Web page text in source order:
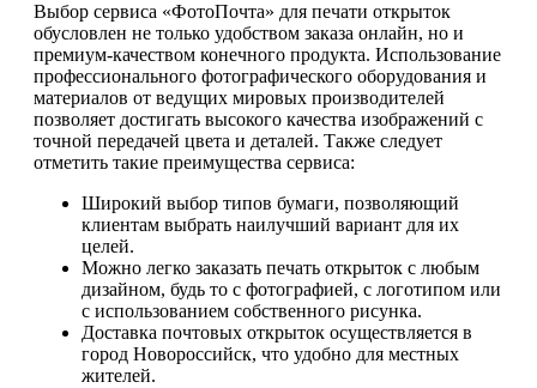
Выбор сервиса «ФотоПочта» для печати открыток
обусловлен не только удобством заказа онлайн, но и
премиум-качеством конечного продукта. Использование
профессионального фотографического оборудования и
материалов от ведущих мировых производителей
позволяет достигать высокого качества изображений с
точной передачей цвета и деталей. Также следует
отметить такие преимущества сервиса:
Широкий выбор типов бумаги, позволяющий
клиентам выбрать наилучший вариант для их
целей.
Можно легко заказать печать открыток с любым
дизайном, будь то с фотографией, с логотипом или
с использованием собственного рисунка.
Доставка почтовых открыток осуществляется в
город Новороссийск, что удобно для местных
жителей.